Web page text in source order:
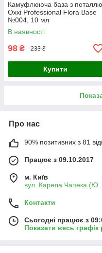
Камуфлююча база з поталлю
Oxxi Professional Flora Base
№004, 10 мл
В наявності
98 ₴ 233 ₴
Купити
Про нас
90% позитивних з 81
Працює з 09.10.2017
м. Київ
вул. Карела Чапека (Ю.
Контакти
Сьогодні працює з
Показати весь графік